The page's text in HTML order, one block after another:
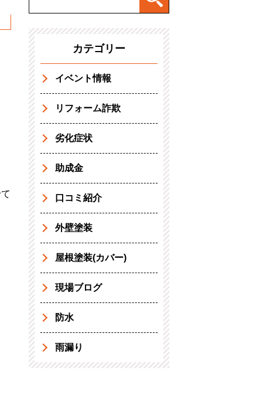
カテゴリー
イベント情報
リフォーム詐欺
劣化症状
助成金
口コミ紹介
外壁塗装
屋根塗装(カバー)
現場ブログ
防水
雨漏り